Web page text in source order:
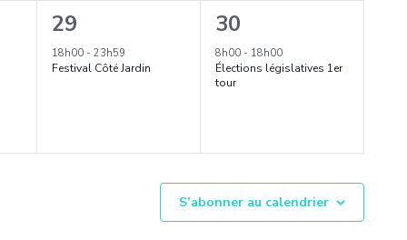
1
é
n
29
18h00-23h59
Festival Côté Jardin
1
é
v
n
e
m
30
8h00- 18h00
Élections législatives 1er
tour
S’abonner au calendrier